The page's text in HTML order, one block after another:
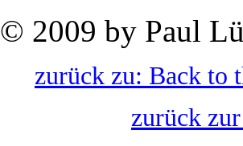
© 2009 by Paul
zurück zu: Back to
zurück